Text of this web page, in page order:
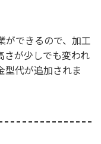
できるので、加工
さが少しでも変われ
型代が追加されま